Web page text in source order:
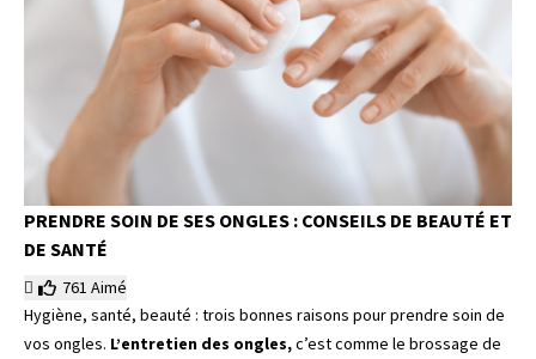
PRENDRE SOIN DE SES ONGLES : CONSEILS DE BEAUTÉ ET
DE SANTÉ
761 Aimé
Hygiène, santé, beauté : trois bonnes raisons pour prendre soin de
vos ongles. L’entretien des ongles,c’est comme le brossage de